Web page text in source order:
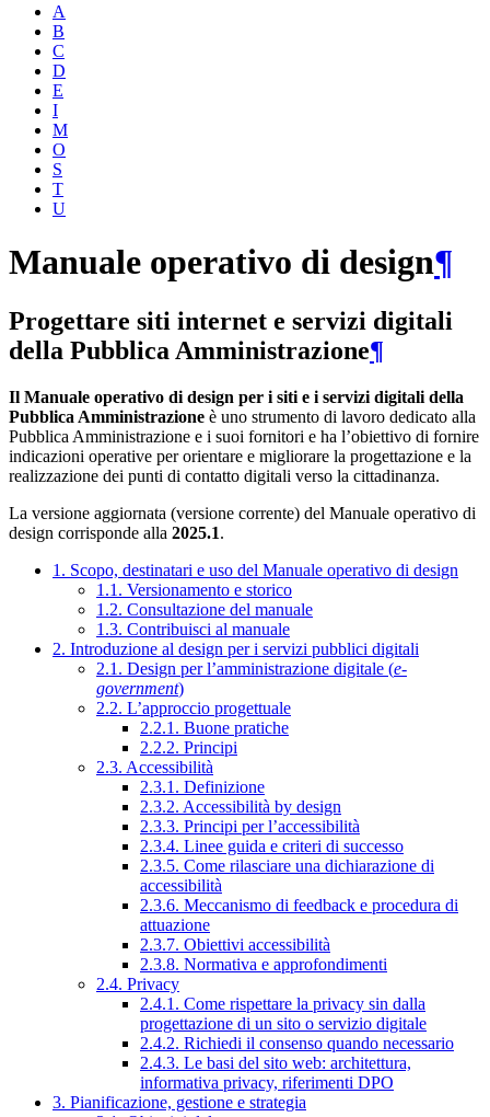
A
B
C
D
E
I
M
O
S
T
U
Manuale operativo di design¶
Progettare siti internet e servizi digitali
della Pubblica Amministrazione¶
Il Manuale operativo di design per i siti e i servizi digitali della
Pubblica Amministrazione è uno strumento di lavoro dedicato alla
Pubblica Amministrazione e i suoi fornitori e ha l’obiettivo di fornire
indicazioni operative per orientare e migliorare la progettazione e la
realizzazione dei punti di contatto digitali verso la cittadinanza.
La versione aggiornata (versione corrente) del Manuale operativo di
design corrisponde alla 2025.1.
1. Scopo, destinatari e uso del Manuale operativo di design
1.1. Versionamento e storico
1.2. Consultazione del manuale
1.3. Contribuisci al manuale
2. Introduzione al design per i servizi pubblici digitali
2.1. Design per l’amministrazione digitale (e-
government)
2.2. L’approccio progettuale
2.2.1. Buone pratiche
2.2.2. Principi
2.3. Accessibilità
2.3.1. Definizione
2.3.2. Accessibilità by design
2.3.3. Principi per l’accessibilità
2.3.4. Linee guida e criteri di successo
2.3.5. Come rilasciare una dichiarazione di
accessibilità
2.3.6. Meccanismo di feedback e procedura di
attuazione
2.3.7. Obiettivi accessibilità
2.3.8. Normativa e approfondimenti
2.4. Privacy
2.4.1. Come rispettare la privacy sin dalla
progettazione di un sito o servizio digitale
2.4.2. Richiedi il consenso quando necessario
2.4.3. Le basi del sito web: architettura,
informativa privacy, riferimenti DPO
3. Pianificazione, gestione e strategia